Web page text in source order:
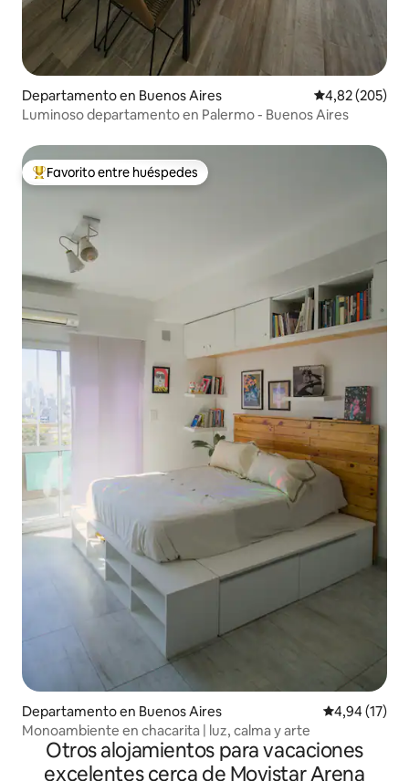
Departamento en Buenos Aires Calificación
4,82 (205)
Luminoso departamento en Palermo - Buenos Aires
Favorito entre los huéspedes más destacados
Favorito entre huéspedes
Departamento en Buenos Aires Calificación
4,94 (17)
Monoambiente en chacarita | luz, calma y arte
Otros alojamientos para vacaciones
excelentes cerca de Movistar Arena